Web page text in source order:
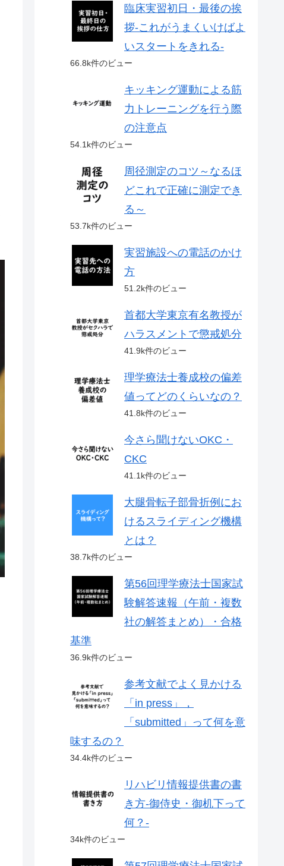
臨床実習初日・最後の挨
拶-これがうまくいけばよ
いスタートをきれる-
66.8k件のビュー
キッキング運動による筋
力トレーニングを行う際
の注意点
54.1k件のビュー
周径測定のコツ～なるほ
どこれで正確に測定でき
る～
53.7k件のビュー
実習施設への電話のかけ
方
51.2k件のビュー
首都大学東京有名教授が
ハラスメントで懲戒処分
41.9k件のビュー
理学療法士養成校の偏差
値ってどのくらいなの？
41.8k件のビュー
今さら聞けないOKC・
CKC
41.1k件のビュー
大腿骨転子部骨折例にお
けるスライディング機構
とは？
38.7k件のビュー
第56回理学療法士国家試
験解答速報（午前・複数
社の解答まとめ）・合格
基準
36.9k件のビュー
参考文献でよく見かける
「in press」，
「submitted」って何を意
味するの？
34.4k件のビュー
リハビリ情報提供書の書
き方-御侍史・御机下って
何？-
34k件のビュー